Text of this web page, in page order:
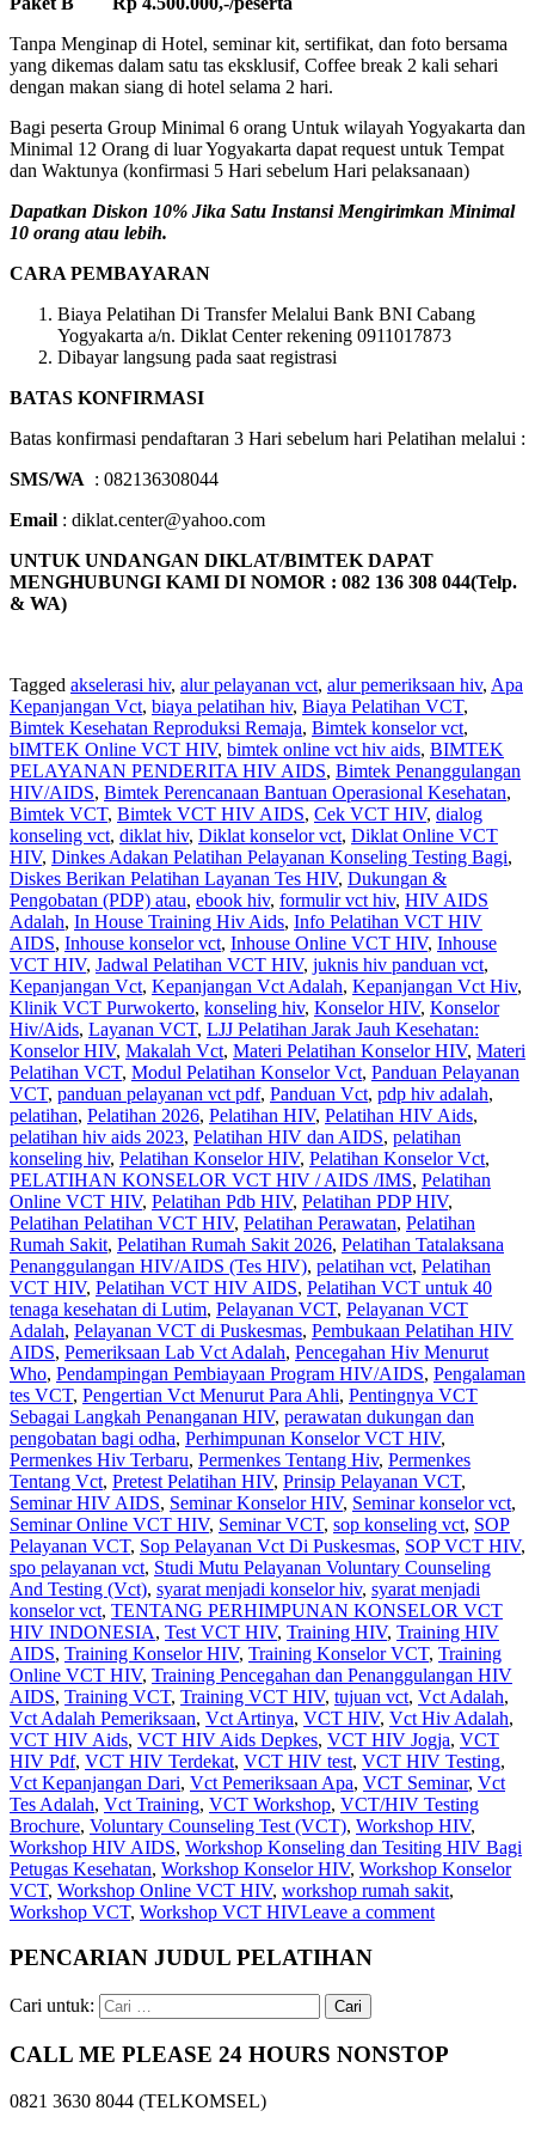
Tanpa Menginap di Hotel, seminar kit, sertifikat, dan foto bersama
yang dikemas dalam satu tas eksklusif, Coffee break 2 kali sehari
dengan makan siang di hotel selama 2 hari.
Bagi peserta Group Minimal 6 orang Untuk wilayah Yogyakarta dan
Minimal 12 Orang di luar Yogyakarta dapat request untuk Tempat
dan Waktunya (konfirmasi 5 Hari sebelum Hari pelaksanaan)
Dapatkan Diskon 10% Jika Satu Instansi Mengirimkan Minimal
10 orang atau lebih.
CARA PEMBAYARAN
Biaya Pelatihan Di Transfer Melalui Bank BNI Cabang
Yogyakarta a/n. Diklat Center rekening 0911017873
Dibayar langsung pada saat registrasi
BATAS KONFIRMASI
Batas konfirmasi pendaftaran 3 Hari sebelum hari Pelatihan melalui :
SMS/WA : 082136308044
Email : diklat.center@yahoo.com
UNTUK UNDANGAN DIKLAT/BIMTEK DAPAT
MENGHUBUNGI KAMI DI NOMOR : 082 136 308 044(Telp.
& WA)
Tagged akselerasi hiv, alur pelayanan vct, alur pemeriksaan hiv, Apa
Kepanjangan Vct, biaya pelatihan hiv, Biaya Pelatihan VCT,
Bimtek Kesehatan Reproduksi Remaja, Bimtek konselor vct,
bIMTEK Online VCT HIV, bimtek online vct hiv aids, BIMTEK
PELAYANAN PENDERITA HIV AIDS, Bimtek Penanggulangan
HIV/AIDS, Bimtek Perencanaan Bantuan Operasional Kesehatan,
Bimtek VCT, Bimtek VCT HIV AIDS, Cek VCT HIV, dialog
konseling vct, diklat hiv, Diklat konselor vct, Diklat Online VCT
HIV, Dinkes Adakan Pelatihan Pelayanan Konseling Testing Bagi,
Diskes Berikan Pelatihan Layanan Tes HIV, Dukungan &
Pengobatan (PDP) atau, ebook hiv, formulir vct hiv, HIV AIDS
Adalah, In House Training Hiv Aids, Info Pelatihan VCT HIV
AIDS, Inhouse konselor vct, Inhouse Online VCT HIV, Inhouse
VCT HIV, Jadwal Pelatihan VCT HIV, juknis hiv panduan vct,
Kepanjangan Vct, Kepanjangan Vct Adalah, Kepanjangan Vct Hiv,
Klinik VCT Purwokerto, konseling hiv, Konselor HIV, Konselor
Hiv/Aids, Layanan VCT, LJJ Pelatihan Jarak Jauh Kesehatan:
Konselor HIV, Makalah Vct, Materi Pelatihan Konselor HIV, Materi
Pelatihan VCT, Modul Pelatihan Konselor Vct, Panduan Pelayanan
VCT, panduan pelayanan vct pdf, Panduan Vct, pdp hiv adalah,
pelatihan, Pelatihan 2026, Pelatihan HIV, Pelatihan HIV Aids,
pelatihan hiv aids 2023, Pelatihan HIV dan AIDS, pelatihan
konseling hiv, Pelatihan Konselor HIV, Pelatihan Konselor Vct,
PELATIHAN KONSELOR VCT HIV / AIDS /IMS, Pelatihan
Online VCT HIV, Pelatihan Pdb HIV, Pelatihan PDP HIV,
Pelatihan Pelatihan VCT HIV, Pelatihan Perawatan, Pelatihan
Rumah Sakit‎, Pelatihan Rumah Sakit 2026, Pelatihan Tatalaksana
Penanggulangan HIV/AIDS (Tes HIV), pelatihan vct, Pelatihan
VCT HIV, Pelatihan VCT HIV AIDS, Pelatihan VCT untuk 40
tenaga kesehatan di Lutim, Pelayanan VCT, Pelayanan VCT
Adalah, Pelayanan VCT di Puskesmas, Pembukaan Pelatihan HIV
AIDS, Pemeriksaan Lab Vct Adalah, Pencegahan Hiv Menurut
Who, Pendampingan Pembiayaan Program HIV/AIDS, Pengalaman
tes VCT, Pengertian Vct Menurut Para Ahli, Pentingnya VCT
Sebagai Langkah Penanganan HIV, perawatan dukungan dan
pengobatan bagi odha, Perhimpunan Konselor VCT HIV,
Permenkes Hiv Terbaru, Permenkes Tentang Hiv, Permenkes
Tentang Vct, Pretest Pelatihan HIV, Prinsip Pelayanan VCT,
Seminar HIV AIDS, Seminar Konselor HIV, Seminar konselor vct,
Seminar Online VCT HIV, Seminar VCT, sop konseling vct, SOP
Pelayanan VCT, Sop Pelayanan Vct Di Puskesmas, SOP VCT HIV,
spo pelayanan vct, Studi Mutu Pelayanan Voluntary Counseling
And Testing (Vct), syarat menjadi konselor hiv, syarat menjadi
konselor vct, TENTANG PERHIMPUNAN KONSELOR VCT
HIV INDONESIA, Test VCT HIV, Training HIV, Training HIV
AIDS, Training Konselor HIV, Training Konselor VCT, Training
Online VCT HIV, Training Pencegahan dan Penanggulangan HIV
AIDS, Training VCT, Training VCT HIV, tujuan vct, Vct Adalah,
Vct Adalah Pemeriksaan, Vct Artinya, VCT HIV, Vct Hiv Adalah,
VCT HIV Aids, VCT HIV Aids Depkes, VCT HIV Jogja, VCT
HIV Pdf, VCT HIV Terdekat, VCT HIV test, VCT HIV Testing,
Vct Kepanjangan Dari, Vct Pemeriksaan Apa, VCT Seminar, Vct
Tes Adalah, Vct Training, VCT Workshop, VCT/HIV Testing
Brochure, Voluntary Counseling Test (VCT), Workshop HIV,
Workshop HIV AIDS, Workshop Konseling dan Tesiting HIV Bagi
Petugas Kesehatan, Workshop Konselor HIV, Workshop Konselor
VCT, Workshop Online VCT HIV, workshop rumah sakit,
Workshop VCT, Workshop VCT HIVLeave a comment
PENCARIAN JUDUL PELATIHAN
Cari untuk:
CALL ME PLEASE 24 HOURS NONSTOP
0821 3630 8044 (TELKOMSEL)